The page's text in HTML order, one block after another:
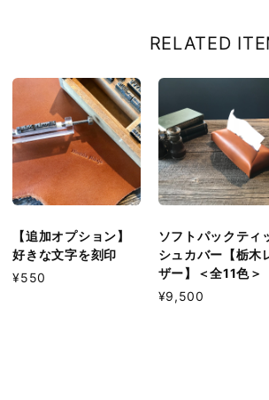
RELATED
【追加オプション】
好きな文字を刻印
¥550
ソフトパックティ
シュカバー【栃木
ザー】＜全11色＞
¥9,500